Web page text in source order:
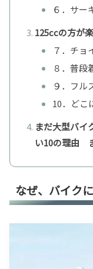
６．サー
125ccの方が
７．チョ
８．普段
９．フル
10．どこ
まだ大型バイ
い10の理由
なぜ、バイク